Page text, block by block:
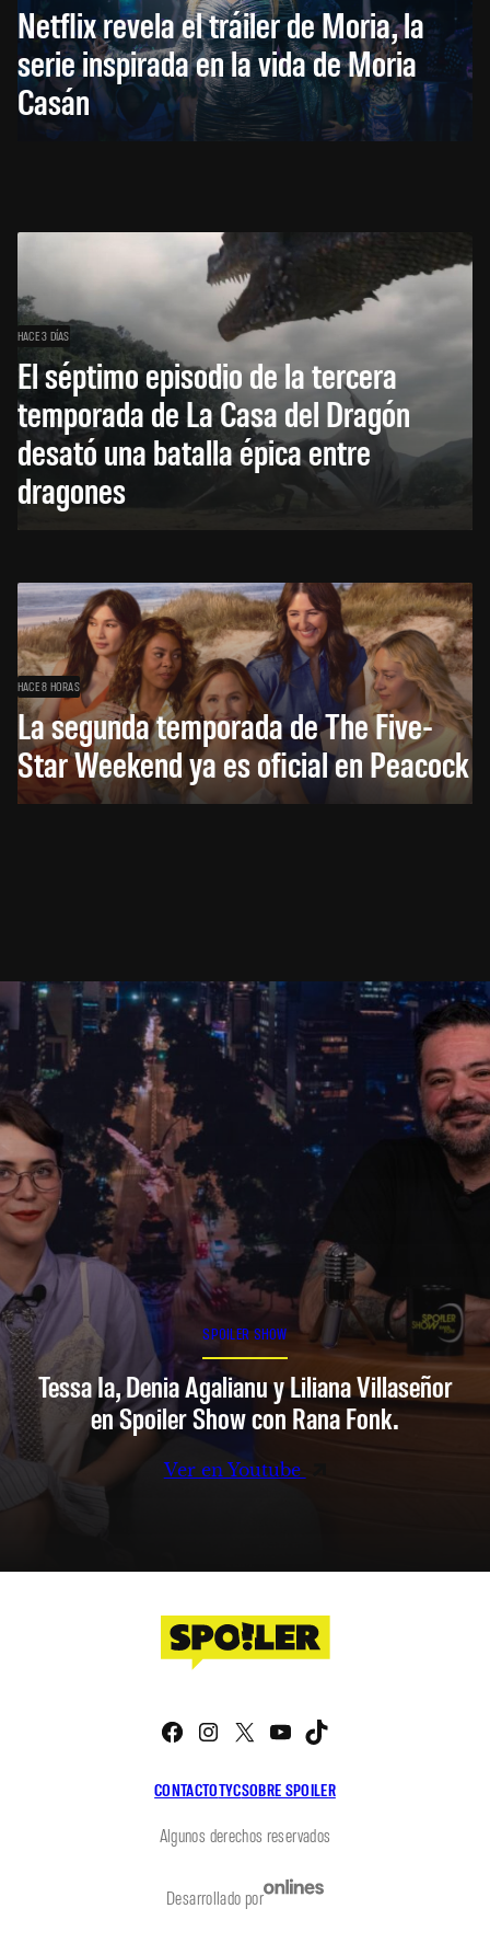
Netflix revela el tráiler de Moria, la
serie inspirada en la vida de Moria
Casán
HACE 3 DÍAS
El séptimo episodio de la tercera
temporada de La Casa del Dragón
desató una batalla épica entre
dragones
HACE 8 HORAS
La segunda temporada de The Five-
Star Weekend ya es oficial en Peacock
SPOILER SHOW
Tessa Ia, Denia Agalianu y Liliana Villaseñor
en Spoiler Show con Rana Fonk.
Ver en Youtube
CONTACTOTYCSOBRE SPOILER
Facebook
Instagram
X YouTube
Algunos derechos reservados
Desarrollado por